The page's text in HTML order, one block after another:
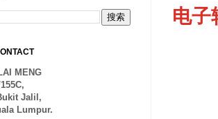
电子
MENG
Jalil,
Lumpur.